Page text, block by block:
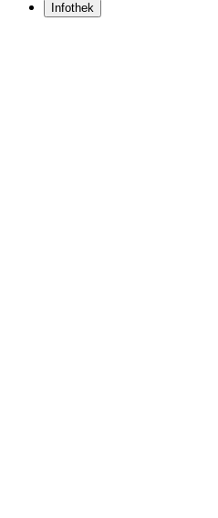
Infothek